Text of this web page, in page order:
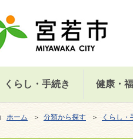
くらし・手続き 健康・
ホーム ＞ 分類から探す ＞ くらし・